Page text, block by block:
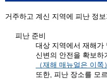
거주하고 계신 지역에 피난 정
피난 준비
대상 지역에서 재해가
신변의 안전을 확보
（재해 매뉴얼은 이쪽）
또한, 피난 장소를 모